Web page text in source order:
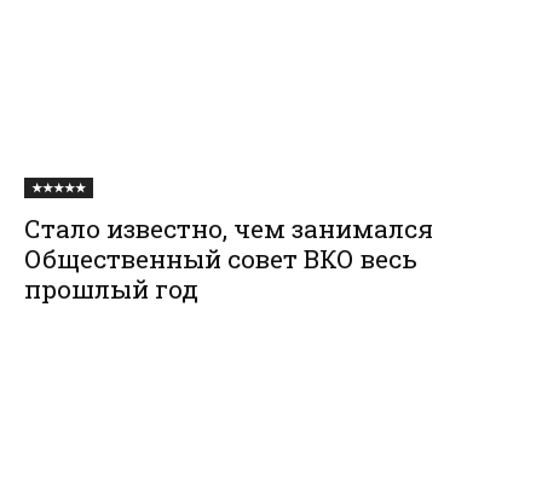
★★★★★
Стало известно, чем занимался
Общественный совет ВКО весь
прошлый год